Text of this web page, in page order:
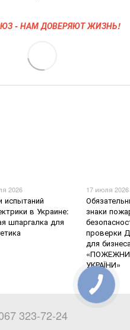
- НАМ ДОВЕРЯЮТ ЖИЗНЬ!
2026
испытаний
в Украине:
шпаргалка для
17 июля 2026
знаки
проверки
для
УКРАЇНИ»
323-72-24